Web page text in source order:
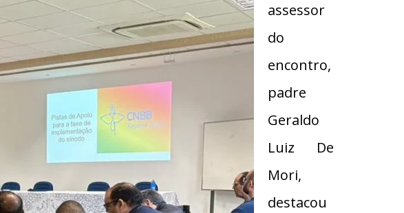
assessor
do
encontro,
padre
Geraldo
Luiz De
Mori,
destacou